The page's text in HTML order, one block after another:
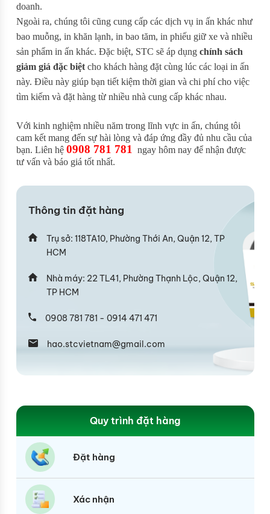
doanh.
Ngoài ra, chúng tôi cũng cung cấp các dịch vụ in ấn khác như
bao muỗng, in khăn lạnh, in bao tăm, in phiếu giữ xe và nhiều
sản phẩm in ấn khác. Đặc biệt, STC sẽ áp dụng chính sách
giảm giá đặc biệtcho khách hàng đặt cùng lúc các loại in ấn
này. Điều này giúp bạn tiết kiệm thời gian và chi phí cho việc
tìm kiếm và đặt hàng từ nhiều nhà cung cấp khác nhau.
Với kinh nghiệm nhiều năm trong lĩnh vực in ấn, chúng tôi
cam kết mang đến sự hài lòng và đáp ứng đầy đủ nhu cầu của
bạn. Liên hệ 0908 781 781
ngay hôm nay để nhận được
tư vấn và báo giá tốt nhất.
Thông tin đặt hàng
Trụ sở: 118TA10, Phường Thới An, Quận 12, TP
HCM
Nhà máy: 22 TL41, Phường Thạnh Lộc, Quận 12,
TP HCM
0908 781 781 - 0914 471 471
hao.stcvietnam@gmail.com
Quy trình đặt hàng
Đặt hàng
Xác nhận